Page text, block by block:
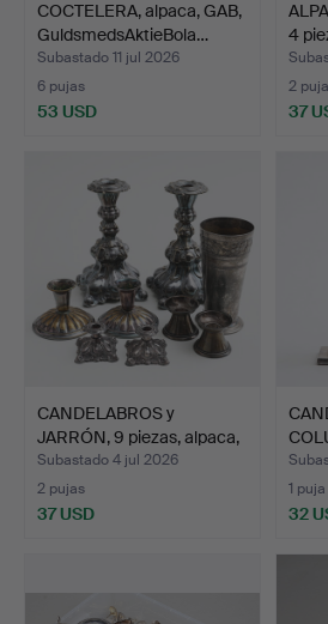
COCTELERA, alpaca, GAB,
GuldsmedsAktieBola…
Subastado 11 jul 2026
6 pujas
53 USD
4
2
37
CANDELABROS y
JARRÓN, 9 piezas, alpaca,
si…
Subastado 4 jul 2026
2 pujas
37 USD
est…
1 puja
32